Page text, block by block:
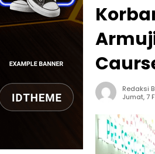
Redaksi
Jumat, 7